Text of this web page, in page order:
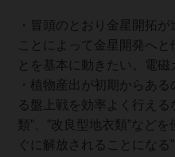
・冒頭のとおり金星開拓
ことによって金星開発へ
とを基本に動きたい。電
・植物産出が初期からあ
る盤上戦を効率よく行える
類”、”改良型地衣類”など
ぐに解放されることになる